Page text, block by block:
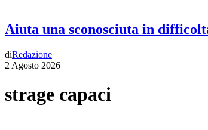
Aiuta una sconosciuta in
diRedazione
2 Agosto 2026
strage capaci